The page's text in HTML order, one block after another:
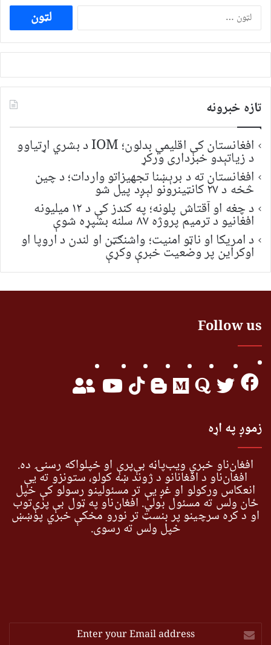
ددی
لپاره
لټون:
تازه خبرونه
افغانستان کې اقلیمي بدلون؛ IOM د بشري اړتیاوو
د زیاتېدو خبرداری ورکړ
افغانستان ته د برېښنا تجهیزاتو واردات؛ د چین
څخه د ۲۷ کانټینرونو لېږد پیل شو
د چغه او آقتاش پلونه؛ په کندز کې د ۱۲ میلیونه
افغانیو د ترمیم پروژه ۸۷ سلنه بشپړه شوې
د امریکا او ناټو امنیت؛ واشنګټن او لندن د اروپا او
اوکراین پر وضعیت خبرې وکړې
Follow us
زموږ په اړه
افغان‌ناو خبري ویب‌پاڼه بې‌پرې او خپلواکه رسنۍ ده.
افغان‌ناو د افغانانو د ژوند ښه کولو، ستونزو ته یې
انعکاس ورکولو او غږ یې تر مسئولینو رسولو کې خپل
ځان ولس ته مسئول بولي. افغان‌ناو په ټول بې پرې‌توب
او د کره سرچینو پر بنسټ تر نورو مخکې خبري پوښښ
خپل ولس ته رسوي.
Enter
your